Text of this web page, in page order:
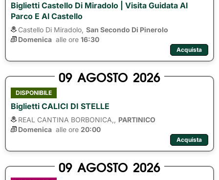
Biglietti Castello Di Miradolo | Visita Guidata Al
Parco E Al Castello
Castello Di Miradolo, San Secondo Di Pinerolo
Domenica alle ore 16:30
Acquista
09 AGOSTO 2026
DISPONIBILE
Biglietti CALICI DI STELLE
REAL CANTINA BORBONICA,,
PARTINICO
Domenica alle ore 20:00
Acquista
09 AGOSTO 2026